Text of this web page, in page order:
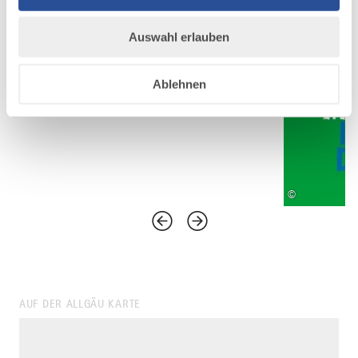
Auswahl erlauben
Ablehnen
©
AUF DER ALLGÄU KARTE